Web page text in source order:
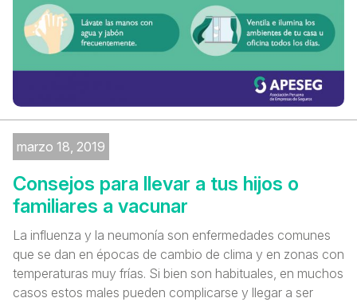
marzo 18, 2019
Consejos para llevar a tus hijos o
familiares a vacunar
La influenza y la neumonía son enfermedades comunes
que se dan en épocas de cambio de clima y en zonas con
temperaturas muy frías. Si bien son habituales, en muchos
casos estos males pueden complicarse y llegar a ser